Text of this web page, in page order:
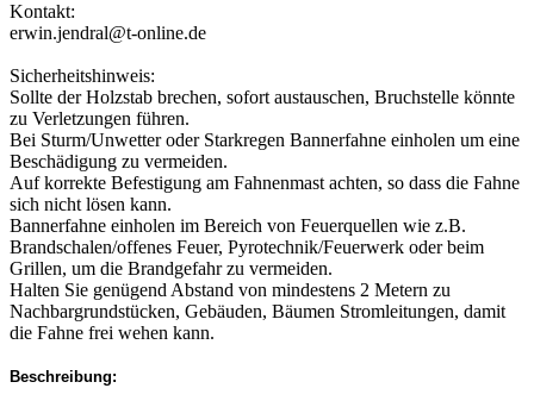
Kontakt:
erwin.jendral@t-online.de
Sicherheitshinweis:
Sollte der Holzstab brechen, sofort austauschen, Bruchstelle könnte
zu Verletzungen führen.
Bei Sturm/Unwetter oder Starkregen Bannerfahne einholen um eine
Beschädigung zu vermeiden.
Auf korrekte Befestigung am Fahnenmast achten, so dass die Fahne
sich nicht lösen kann.
Bannerfahne einholen im Bereich von Feuerquellen wie z.B.
Brandschalen/offenes Feuer, Pyrotechnik/Feuerwerk oder beim
Grillen, um die Brandgefahr zu vermeiden.
Halten Sie genügend Abstand von mindestens 2 Metern zu
Nachbargrundstücken, Gebäuden, Bäumen Stromleitungen, damit
die Fahne frei wehen kann.
Beschreibung: